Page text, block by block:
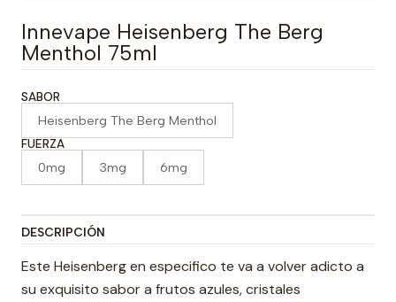
Innevape Heisenberg The Berg
Menthol 75ml
SABOR
Heisenberg The Berg Menthol
FUERZA
0mg 3mg 6mg
DESCRIPCIÓN
Este Heisenberg en especifico te va a volver adicto a
su exquisito sabor a frutos azules, cristales